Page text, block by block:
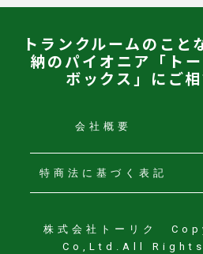
トランクルームのこと
納のパイオニア「ト
ボックス」にご相
会社概要
特商法に 基づく表記
株式会社トーリク
Co,Ltd.All